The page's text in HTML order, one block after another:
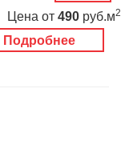
Подробнее
Цена от 490 руб.м2